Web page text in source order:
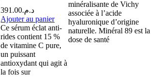
د.م.391.00
Ajouter au panier
Ce sérum éclat anti-
rides contient 15 %
de vitamine C pure,
un puissant
antioxydant qui agit à
la fois sur
minéralisante de Vichy
associée à l’acide
hyaluronique d’origine
naturelle. Minéral 89 est la
dose de santé